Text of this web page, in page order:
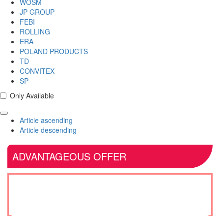
JP GROUP
FEBI
ROLLING
ERA
POLAND PRODUCTS
TD
CONVITEX
SP
Only Available
Article ascending
Article descending
ADVANTAGEOUS OFFER